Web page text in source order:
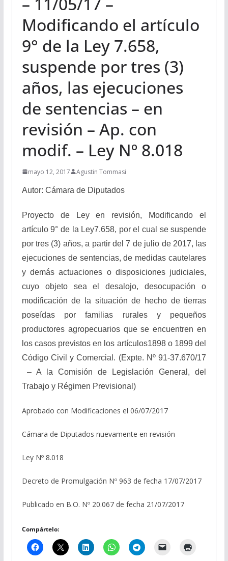
Modificando el artículo
9° de la Ley 7.658,
suspende por tres (3)
años, las ejecuciones
de sentencias – en
revisión – Ap. con
modif. – Ley Nº 8.018
mayo 12, 2017 Agustin Tommasi
Autor: Cámara de Diputados
Proyecto de Ley en revisión, Modificando el
artículo 9° de la Ley7.658, por el cual se suspende
por tres (3) años, a partir del 7 de julio de 2017, las
ejecuciones de sentencias, de medidas cautelares
y demás actuaciones o disposiciones judiciales,
cuyo objeto sea el desalojo, desocupación o
modificación de la situación de hecho de tierras
poseídas por familias rurales y pequeños
productores agropecuarios que se encuentren en
los casos previstos en los artículos1898 o 1899 del
Código Civil y Comercial. (Expte. Nº 91-37.670/17
– A la Comisión de Legislación General, del
Trabajo y Régimen Previsional)
Aprobado con Modificaciones el 06/07/2017
Cámara de Diputados nuevamente en revisión
Ley Nº 8.018
Decreto de Promulgación Nº 963 de fecha 17/07/2017
Publicado en B.O. Nº 20.067 de fecha 21/07/2017
Compártelo: